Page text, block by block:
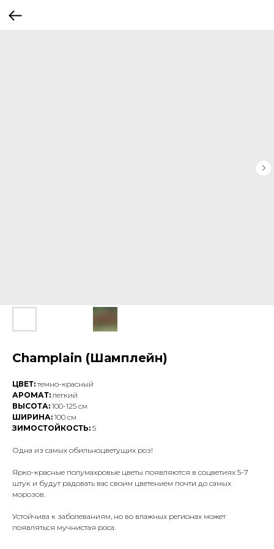
Champlain (Шамплейн)
ЦВЕТ:темно-красный
АРОМАТ:легкий
ВЫСОТА: 100-125 см
ШИРИНА: 100 см
ЗИМОСТОЙКОСТЬ: 5
Одна из самых обильноцветущих роз!
Ярко-красные полумахровые цветы появляются в соцветиях 5-7
штук и будут радовать вас своим цветением почти до самых
морозов.
Устойчива к заболеваниям, но во влажных регионах может
появляться мучнистая роса.